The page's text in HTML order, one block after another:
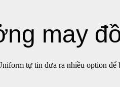
may
tự tin đưa ra nhiều option để